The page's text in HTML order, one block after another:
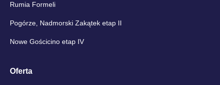
Rumia Formeli
Pogórze, Nadmorski Zakątek etap II
Nowe Gościcino etap IV
Oferta